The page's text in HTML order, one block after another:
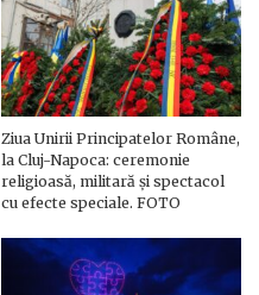
Ziua Unirii Principatelor Române,
la Cluj-Napoca: ceremonie
religioasă, militară și spectacol
cu efecte speciale. FOTO